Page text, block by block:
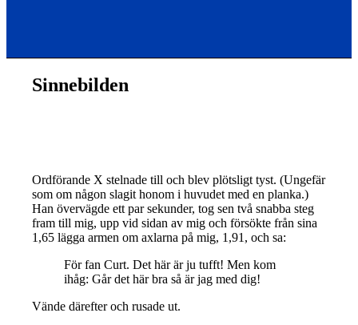
Sinnebilden
Ordförande X stelnade till och blev plötsligt tyst. (Ungefär
som om någon slagit honom i huvudet med en planka.)
Han övervägde ett par sekunder, tog sen två snabba steg
fram till mig, upp vid sidan av mig och försökte från sina
1,65 lägga armen om axlarna på mig, 1,91, och sa:
För fan Curt. Det här är ju tufft! Men kom
ihåg: Går det här bra så är jag med dig!
Vände därefter och rusade ut.